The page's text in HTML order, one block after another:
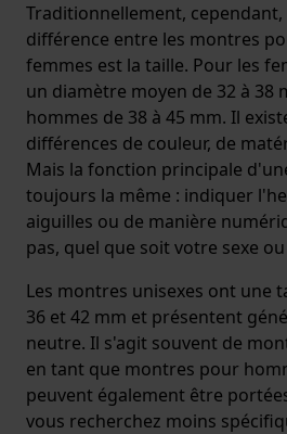
Traditionnellement,
différence entre les montres
femmes est la taille. Pour les
un diamètre moyen de 32 à 38
hommes de 38 à 45 mm. Il
différences de couleur, de
Mais la fonction principale
toujours la même : indiquer
aiguilles ou de manière
pas, quel que soit votre sexe
Les montres unisexes ont une
36 et 42 mm et présentent
neutre. Il s'agit souvent de
en tant que montres pour
peuvent également être
vous recherchez moins